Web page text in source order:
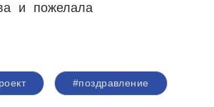
и пожелала
#поздравление